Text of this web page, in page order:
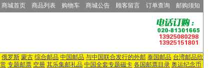
商城首页 商品列表 购物车 商城公告 顾客留言 订单查询 邮购须知
俄罗斯 蒙古 综合邮品 中国邮品 与中国联合发行的外邮 泰国邮品 台湾邮品欣
赏 专题邮票 空册 其乐集邮礼品 中国全套专题磁卡 各国邮票目录 奥运纪念币